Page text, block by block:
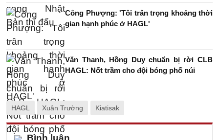
Công Phượng: 'Tôi trân trọng khoảng thời
gian hạnh phúc ở HAGL'
Văn Thanh, Hồng Duy chuẩn bị rời CLB
HAGL: Nốt trầm cho đội bóng phố núi
HAGL Xuân Trường Kiatisak
Bình luận